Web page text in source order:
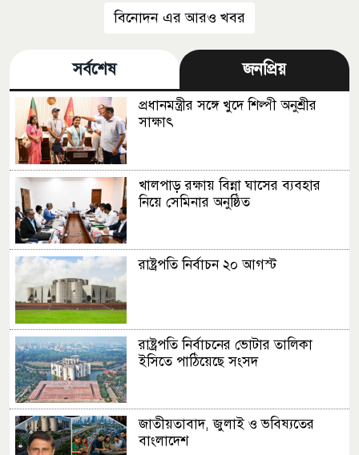
বিনোদন এর আরও খবর
সর্বশেষ জনপ্রিয়
প্রধানমন্ত্রীর সঙ্গে খুদে শিল্পী অনুশ্রীর
সাক্ষাৎ
খালপাড় রক্ষায় বিন্না ঘাসের ব্যবহার
নিয়ে সেমিনার অনুষ্ঠিত
রাষ্ট্রপতি নির্বাচন ২০ আগস্ট
রাষ্ট্রপতি নির্বাচনের ভোটার তালিকা
ইসিতে পাঠিয়েছে সংসদ
জাতীয়তাবাদ, জুলাই ও ভবিষ্যতের
বাংলাদেশ